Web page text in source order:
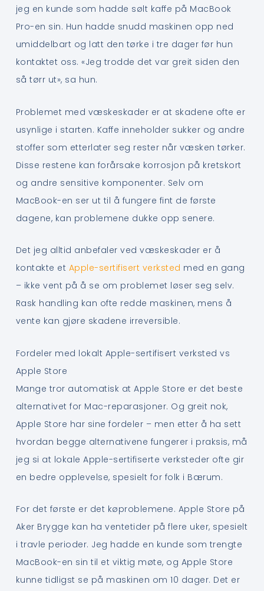
jeg en kunde som hadde sølt kaffe på MacBook
Pro-en sin. Hun hadde snudd maskinen opp ned
umiddelbart og latt den tørke i tre dager før hun
kontaktet oss. «Jeg trodde det var greit siden den
så tørr ut», sa hun.
Problemet med væskeskader er at skadene ofte er
usynlige i starten. Kaffe inneholder sukker og andre
stoffer som etterlater seg rester når væsken tørker.
Disse restene kan forårsake korrosjon på kretskort
og andre sensitive komponenter. Selv om
MacBook-en ser ut til å fungere fint de første
dagene, kan problemene dukke opp senere.
Det jeg alltid anbefaler ved væskeskader er å
kontakte et Apple-sertifisert verksted med en gang
– ikke vent på å se om problemet løser seg selv.
Rask handling kan ofte redde maskinen, mens å
vente kan gjøre skadene irreversible.
Fordeler med lokalt Apple-sertifisert verksted vs
Apple Store
Mange tror automatisk at Apple Store er det beste
alternativet for Mac-reparasjoner. Og greit nok,
Apple Store har sine fordeler – men etter å ha sett
hvordan begge alternativene fungerer i praksis, må
jeg si at lokale Apple-sertifiserte verksteder ofte gir
en bedre opplevelse, spesielt for folk i Bærum.
For det første er det køproblemene. Apple Store på
Aker Brygge kan ha ventetider på flere uker, spesielt
i travle perioder. Jeg hadde en kunde som trengte
MacBook-en sin til et viktig møte, og Apple Store
kunne tidligst se på maskinen om 10 dager. Det er